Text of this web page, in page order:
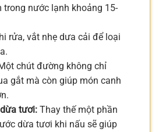
trong nước lạnh khoảng 15-
rửa, vắt nhẹ dưa cải để loại
chút đường không chỉ
gắt mà còn giúp món canh
tươi: Thay thế một phần
dừa tươi khi nấu sẽ giúp